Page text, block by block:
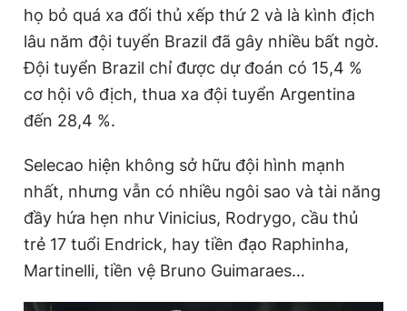
họ bỏ quá xa đối thủ xếp thứ 2 và là kình địch
lâu năm đội tuyển Brazil đã gây nhiều bất ngờ.
Đội tuyển Brazil chỉ được dự đoán có 15,4 %
cơ hội vô địch, thua xa đội tuyển Argentina
đến 28,4 %.
Selecao hiện không sở hữu đội hình mạnh
nhất, nhưng vẫn có nhiều ngôi sao và tài năng
đầy hứa hẹn như Vinicius, Rodrygo, cầu thủ
trẻ 17 tuổi Endrick, hay tiền đạo Raphinha,
Martinelli, tiền vệ Bruno Guimaraes…